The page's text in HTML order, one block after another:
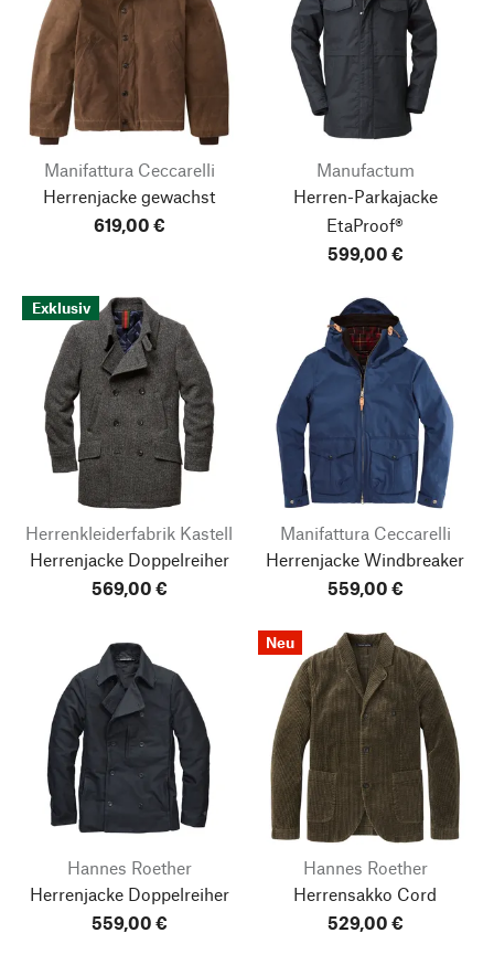
Manifattura Ceccarelli
Herrenjacke gewachst
619,00 €
Manufactum
Herren-Parkajacke
EtaProof®
599,00 €
Exklusiv
Herrenkleiderfabrik Kastell
Herrenjacke Doppelreiher
569,00 €
Manifattura Ceccarelli
Herrenjacke Windbreaker
559,00 €
Hannes Roether
Herrenjacke Doppelreiher
559,00 €
Neu
Hannes Roether
Herrensakko Cord
529,00 €